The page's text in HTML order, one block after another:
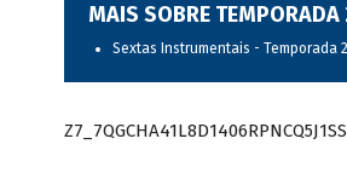
MAIS SOBRE
Sextas Instrumentais - Temporada